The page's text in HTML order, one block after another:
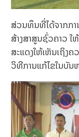
ສ່ວນທຶນທີ່ໄດ້ຈາກກາ
ສ້າງສາສູນຊົ່ວຄາວ ໃ
ສະແດງໃຫ້ເຫັນເຖິງຄ
ວິທີການແກ້ໄຂໃນບັນ